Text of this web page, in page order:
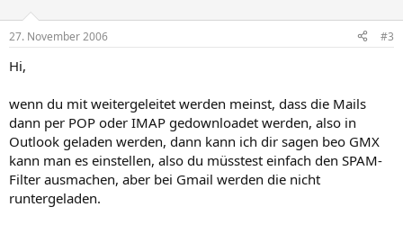
27. November 2006 #3
Hi,
wenn du mit weitergeleitet werden meinst, dass die Mails
dann per POP oder IMAP gedownloadet werden, also in
Outlook geladen werden, dann kann ich dir sagen beo GMX
kann man es einstellen, also du müsstest einfach den SPAM-
Filter ausmachen, aber bei Gmail werden die nicht
runtergeladen.